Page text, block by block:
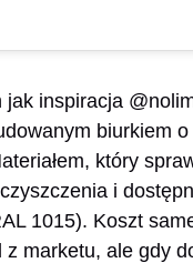
inspiracja
biurkiem
który
i
1015). Koszt
marketu, ale gdy